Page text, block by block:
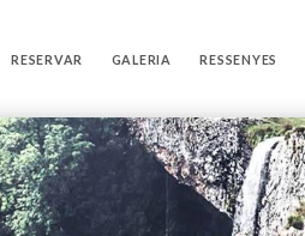
RESERVAR GALERIA RESSENYES